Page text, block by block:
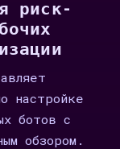
риск-
настройке
ботов с
обзором.